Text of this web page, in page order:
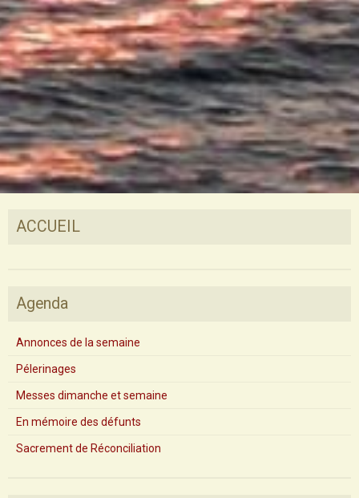
ACCUEIL
Agenda
Annonces de la semaine
Pélerinages
Messes dimanche et semaine
En mémoire des défunts
Sacrement de Réconciliation